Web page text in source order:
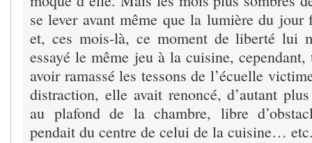
se lever avant même que la lumière du jour
et, ces mois-là, ce moment de liberté lui
essayé le même jeu à la cuisine,
avoir ramassé les tessons de l’écuelle
distraction, elle avait renoncé, d’autant
au plafond de la chambre, libre
pendait du centre de celui de la cuisine…